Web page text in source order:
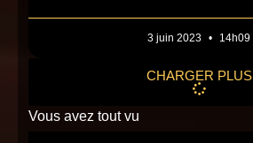
3 juin 2023 14h09
CHARGER PLUS
Vous avez tout vu